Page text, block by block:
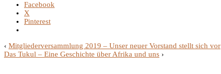
Facebook
X
Pinterest
‹ Mitgliederversammlung 2019 – Unser neuer Vorstand stellt sich vor
Das Tukul – Eine Geschichte über Afrika und uns ›